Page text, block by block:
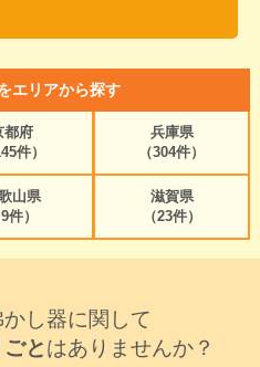
エリアから探す
都府
件）
兵庫県
（304件）
山県
9件）
滋賀県
（23件）
し器に関して
とはありませんか？